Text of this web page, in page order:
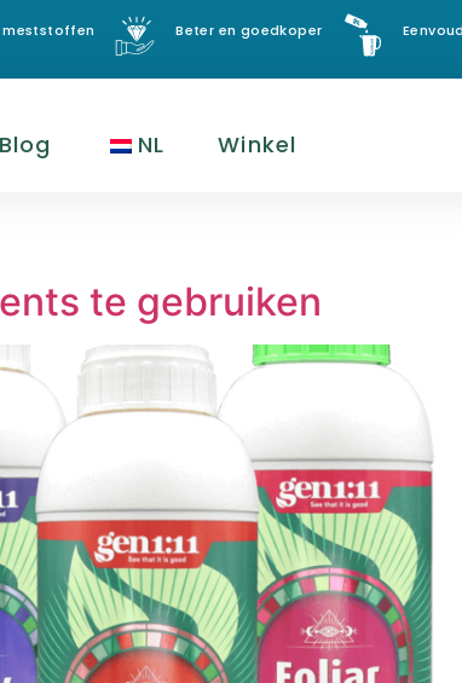
meststoffen Beter en goedkoper
Blog NL Winkel
te gebruiken